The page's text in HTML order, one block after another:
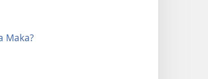
Maka?